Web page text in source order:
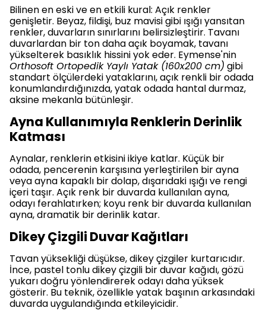
Bilinen en eski ve en etkili kural: Açık renkler
genişletir. Beyaz, fildişi, buz mavisi gibi ışığı yansıtan
renkler, duvarların sınırlarını belirsizleştirir. Tavanı
duvarlardan bir ton daha açık boyamak, tavanı
yükselterek basıklık hissini yok eder. Eymense'nin
Orthosoft Ortopedik Yaylı Yatak (160x200 cm) gibi
standart ölçülerdeki yataklarını, açık renkli bir odada
konumlandırdığınızda, yatak odada hantal durmaz,
aksine mekanla bütünleşir.
Ayna Kullanımıyla Renklerin Derinlik
Katması
Aynalar, renklerin etkisini ikiye katlar. Küçük bir
odada, pencerenin karşısına yerleştirilen bir ayna
veya ayna kapaklı bir dolap, dışarıdaki ışığı ve rengi
içeri taşır. Açık renk bir duvarda kullanılan ayna,
odayı ferahlatırken; koyu renk bir duvarda kullanılan
ayna, dramatik bir derinlik katar.
Dikey Çizgili Duvar Kağıtları
Tavan yüksekliği düşükse, dikey çizgiler kurtarıcıdır.
İnce, pastel tonlu dikey çizgili bir duvar kağıdı, gözü
yukarı doğru yönlendirerek odayı daha yüksek
gösterir. Bu teknik, özellikle yatak başının arkasındaki
duvarda uygulandığında etkileyicidir.